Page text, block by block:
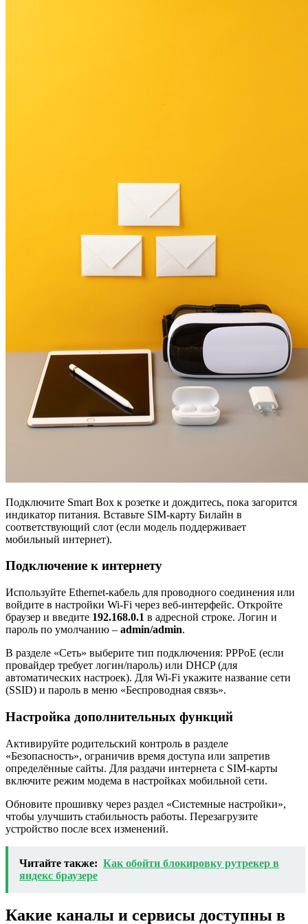
Подключите Smart Box к розетке и дождитесь, пока загорится
индикатор питания. Вставьте SIM-карту Билайн в
соответствующий слот (если модель поддерживает
мобильный интернет).
Подключение к интернету
Используйте Ethernet-кабель для проводного соединения или
войдите в настройки Wi-Fi через веб-интерфейс. Откройте
браузер и введите 192.168.0.1 в адресной строке. Логин и
пароль по умолчанию – admin/admin.
В разделе «Сеть» выберите тип подключения: PPPoE (если
провайдер требует логин/пароль) или DHCP (для
автоматических настроек). Для Wi-Fi укажите название сети
(SSID) и пароль в меню «Беспроводная связь».
Настройка дополнительных функций
Активируйте родительский контроль в разделе
«Безопасность», ограничив время доступа или запретив
определённые сайты. Для раздачи интернета с SIM-карты
включите режим модема в настройках мобильной сети.
Обновите прошивку через раздел «Системные настройки»,
чтобы улучшить стабильность работы. Перезагрузите
устройство после всех изменений.
Читайте также: Как обойти блокировку рутрекер в
яндекс браузере
Какие каналы и сервисы доступны в